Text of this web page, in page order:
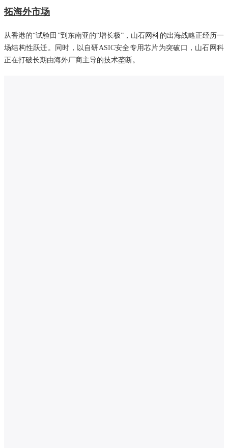
拓海外市场
从香港的“试验田”到东南亚的“增长极”，山石网科的出海战略正经历一
场结构性跃迁。同时，以自研ASIC安全专用芯片为突破口，山石网科
正在打破长期由海外厂商主导的技术垄断。